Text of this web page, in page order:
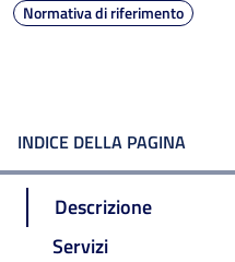
Normativa di riferimento
INDICE DELLA PAGINA
Descrizione
Servizi